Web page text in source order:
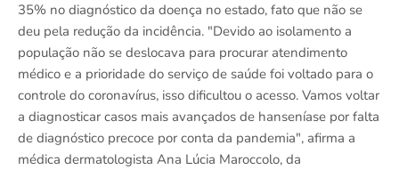
35% no diagnóstico da doença no estado, fato que não se
deu pela redução da incidência. "Devido ao isolamento a
população não se deslocava para procurar atendimento
médico e a prioridade do serviço de saúde foi voltado para o
controle do coronavírus, isso dificultou o acesso. Vamos voltar
a diagnosticar casos mais avançados de hanseníase por falta
de diagnóstico precoce por conta da pandemia", afirma a
médica dermatologista Ana Lúcia Maroccolo, da